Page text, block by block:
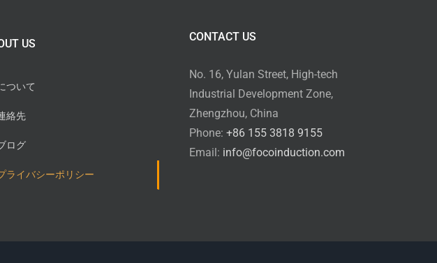
US
ついて
絡先
ログ
ライバシーポリシー
CONTACT US
No. 16, Yulan Street, High-tech
Industrial Development Zone,
Zhengzhou, China
Phone: +86 155 3818 9155
Email: info@focoinduction.com